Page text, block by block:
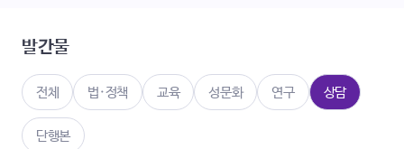
발간물
전체 법·정책 교육 성문화 연구 상담
단행본